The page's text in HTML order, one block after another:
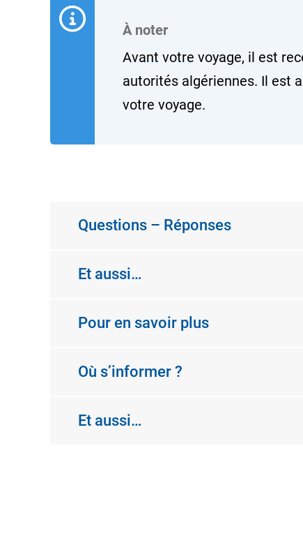
À noter
Avant votre voyage, il est
autorités algériennes. Il est
votre voyage.
Questions – Réponses
Et aussi…
Pour en savoir plus
Où s’informer ?
Et aussi…